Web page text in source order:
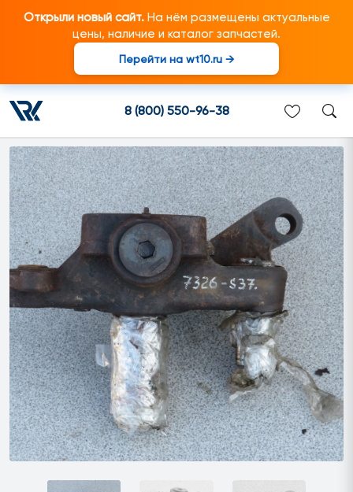
Открыли новый сайт.На нём размещены актуальные
цены, наличие и каталог запчастей.
Перейти на wt10.ru →
8 (800) 550-96-38
2097207 Поворотный кулак
подходит для грузовиков
марки Scania/Скания